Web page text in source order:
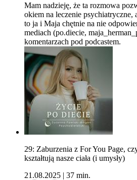
Mam nadzieję, że ta rozmowa
okiem na leczenie psychiatryczne,
to ja i Maja chętnie na nie
mediach (po.diecie,
komentarzach pod podcastem.
29: Zaburzenia z For You Page,
kształtują nasze ciała (i umysły)
21.08.2025 | 37 min.